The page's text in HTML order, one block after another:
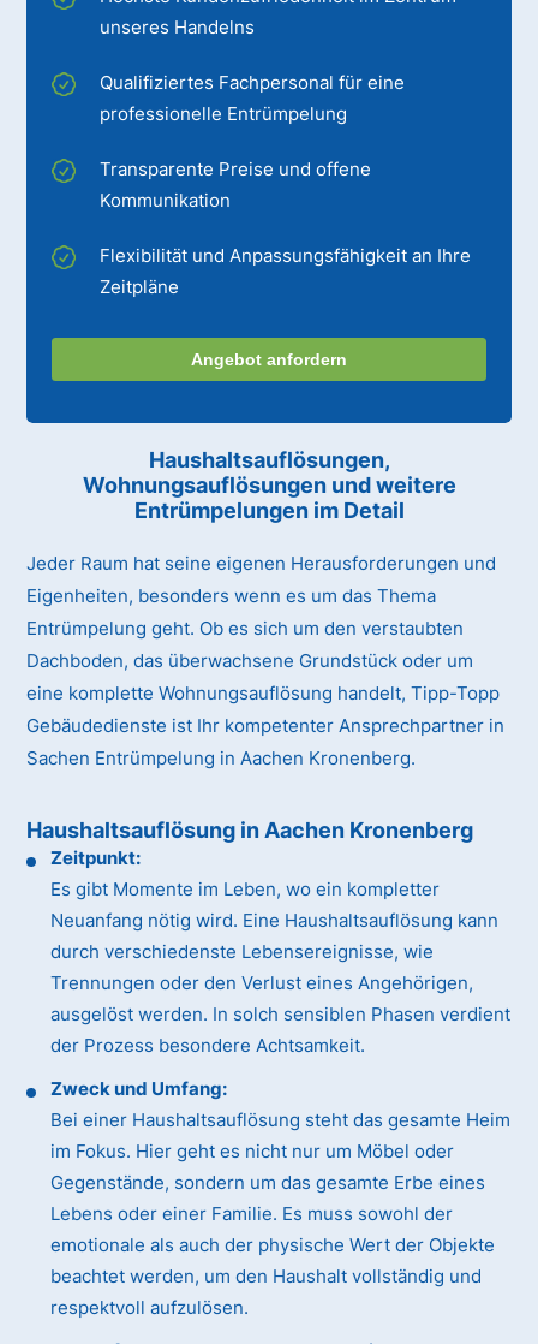
unseres Handelns
Qualifiziertes Fachpersonal für eine
professionelle Entrümpelung
Transparente Preise und offene
Kommunikation
Flexibilität und Anpassungsfähigkeit an Ihre
Zeitpläne
Angebot anfordern
Haushaltsauflösungen,
Wohnungsauflösungen und weitere
Entrümpelungen im Detail
Jeder Raum hat seine eigenen Herausforderungen und
Eigenheiten, besonders wenn es um das Thema
Entrümpelung geht. Ob es sich um den verstaubten
Dachboden, das überwachsene Grundstück oder um
eine komplette Wohnungsauflösung handelt, Tipp-Topp
Gebäudedienste ist Ihr kompetenter Ansprechpartner in
Sachen Entrümpelung in Aachen Kronenberg.
Haushaltsauflösung in Aachen Kronenberg
Zeitpunkt:
Es gibt Momente im Leben, wo ein kompletter
Neuanfang nötig wird. Eine Haushaltsauflösung kann
durch verschiedenste Lebensereignisse, wie
Trennungen oder den Verlust eines Angehörigen,
ausgelöst werden. In solch sensiblen Phasen verdient
der Prozess besondere Achtsamkeit.
Zweck und Umfang:
Bei einer Haushaltsauflösung steht das gesamte Heim
im Fokus. Hier geht es nicht nur um Möbel oder
Gegenstände, sondern um das gesamte Erbe eines
Lebens oder einer Familie. Es muss sowohl der
emotionale als auch der physische Wert der Objekte
beachtet werden, um den Haushalt vollständig und
respektvoll aufzulösen.